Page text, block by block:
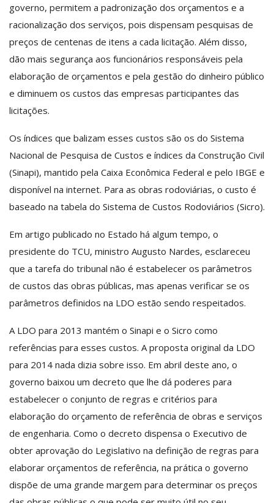
governo, permitem a padronização dos orçamentos e a
racionalização dos serviços, pois dispensam pesquisas de
preços de centenas de itens a cada licitação. Além disso,
dão mais segurança aos funcionários responsáveis pela
elaboração de orçamentos e pela gestão do dinheiro público
e diminuem os custos das empresas participantes das
licitações.
Os índices que balizam esses custos são os do Sistema
Nacional de Pesquisa de Custos e índices da Construção Civil
(Sinapi), mantido pela Caixa Econômica Federal e pelo IBGE e
disponível na internet. Para as obras rodoviárias, o custo é
baseado na tabela do Sistema de Custos Rodoviários (Sicro).
Em artigo publicado no Estado há algum tempo, o
presidente do TCU, ministro Augusto Nardes, esclareceu
que a tarefa do tribunal não é estabelecer os parâmetros
de custos das obras públicas, mas apenas verificar se os
parâmetros definidos na LDO estão sendo respeitados.
A LDO para 2013 mantém o Sinapi e o Sicro como
referências para esses custos. A proposta original da LDO
para 2014 nada dizia sobre isso. Em abril deste ano, o
governo baixou um decreto que lhe dá poderes para
estabelecer o conjunto de regras e critérios para
elaboração do orçamento de referência de obras e serviços
de engenharia. Como o decreto dispensa o Executivo de
obter aprovação do Legislativo na definição de regras para
elaborar orçamentos de referência, na prática o governo
dispõe de uma grande margem para determinar os preços